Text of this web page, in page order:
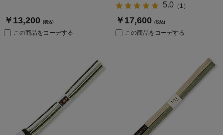
￥13,200 (税込)
この商品をコーデする
5.0（ 1 ）
￥17,600 (税込)
この商品をコーデする